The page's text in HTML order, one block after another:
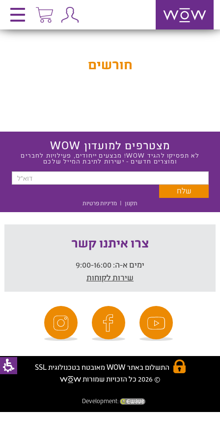
חורשים
מצטרפים למועדון WOW
לא תפסיקו להגיד WOW! מבצעים ייחודים, פעילויות לחברים
ומוצרים חדשים - ישירות לתיבת המייל שלכם
תקנון | מדיניות פרטיות
צרו איתנו קשר
ימים א-ה:
שירות לקוחות
התשלום באתר WOW מאובטח בטכנולוגית SSL
© 2026 כל הזכויות שמורות
Development: